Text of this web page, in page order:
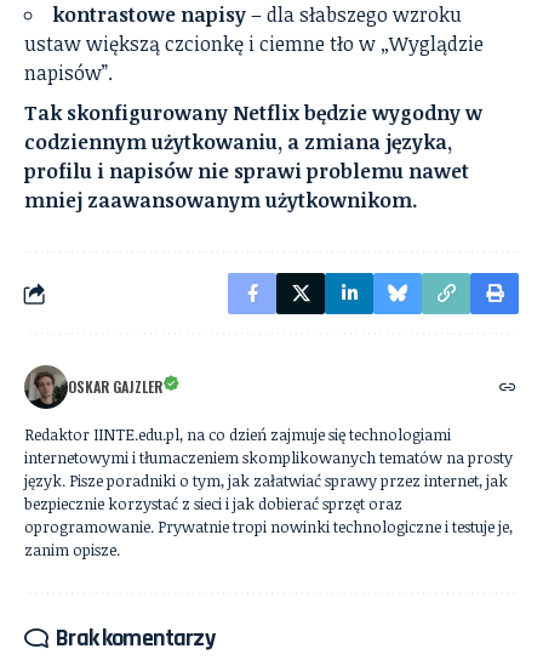
kontrastowe napisy– dla słabszego wzroku
ustaw większą czcionkę i ciemne tło w „Wyglądzie
napisów”.
Tak skonfigurowany Netflix będzie wygodny w
codziennym użytkowaniu, a zmiana języka,
profilu i napisów nie sprawi problemu nawet
mniej zaawansowanym użytkownikom.
OSKAR GAJZLER
Redaktor IINTE.edu.pl, na co dzień zajmuje się technologiami
internetowymi i tłumaczeniem skomplikowanych tematów na prosty
język. Pisze poradniki o tym, jak załatwiać sprawy przez internet, jak
bezpiecznie korzystać z sieci i jak dobierać sprzęt oraz
oprogramowanie. Prywatnie tropi nowinki technologiczne i testuje je,
zanim opisze.
Brak komentarzy